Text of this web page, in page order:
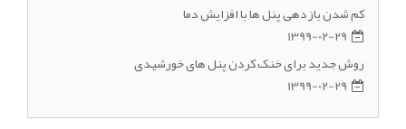
کم شدن بازدهی پنل ها با افزایش دما
1399-02-29
روش جدید برای خنک کردن پنل های خورشیدی
1399-02-29